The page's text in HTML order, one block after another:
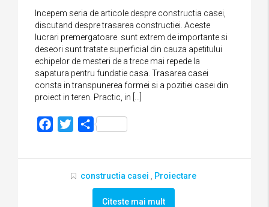
Incepem seria de articole despre constructia casei,
discutand despre trasarea constructiei. Aceste
lucrari premergatoare sunt extrem de importante si
deseori sunt tratate superficial din cauza apetitului
echipelor de mesteri de a trece mai repede la
sapatura pentru fundatie casa. Trasarea casei
consta in transpunerea formei si a pozitiei casei din
proiect in teren. Practic, in […]
Facebook
TwitterPartajează
constructia casei , Proiectare
Citeste mai mult